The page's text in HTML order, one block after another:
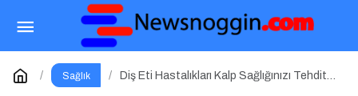
Sağlık
Diş Eti Hastalıkları Kalp Sağlığınızı Tehdit
Ramazan Ayında Enerjinizi Koruyarak Oruç
Tutmanın Püf Noktaları
Yorum Yap